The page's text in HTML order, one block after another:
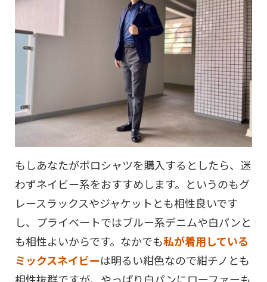
もしあなたがポロシャツを購入するとしたら、迷
わずネイビー系をおすすめします。というのもグ
レースラックスやジャケットとも相性良いです
し、プライベートではブルー系デニムや白パンと
も相性よいからです。なかでも私が着用している
ミックスネイビーは明るい紺色なので紺チノとも